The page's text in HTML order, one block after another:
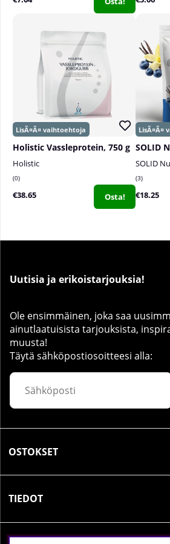
Holistic Vassleprotein, 750 g
Holistic
0
€38.65 Osta!
SOLID
3
€18.25
Uutisia ja erikoistarjouksia!
Ole ensimmäinen, joka saa
ainutlaatuisista tarjouksista,
muusta!
Täytä sähköpostiosoitteesi alla:
OSTOKSET
TIEDOT